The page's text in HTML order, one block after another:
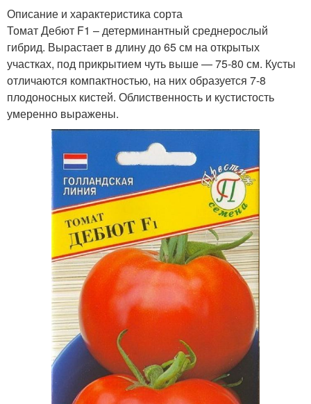
Описание и характеристика сорта
Томат Дебют F1 – детерминантный среднерослый
гибрид. Вырастает в длину до 65 см на открытых
участках, под прикрытием чуть выше — 75-80 см. Кусты
отличаются компактностью, на них образуется 7-8
плодоносных кистей. Облиственность и кустистость
умеренно выражены.